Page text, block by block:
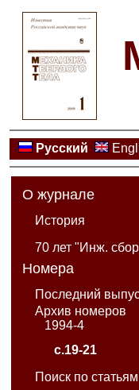
Русский
О журнале
История
70 лет "Инж.
Номера
Последний
Архив номеров
1994-4
с.19-21
Поиск по статьям